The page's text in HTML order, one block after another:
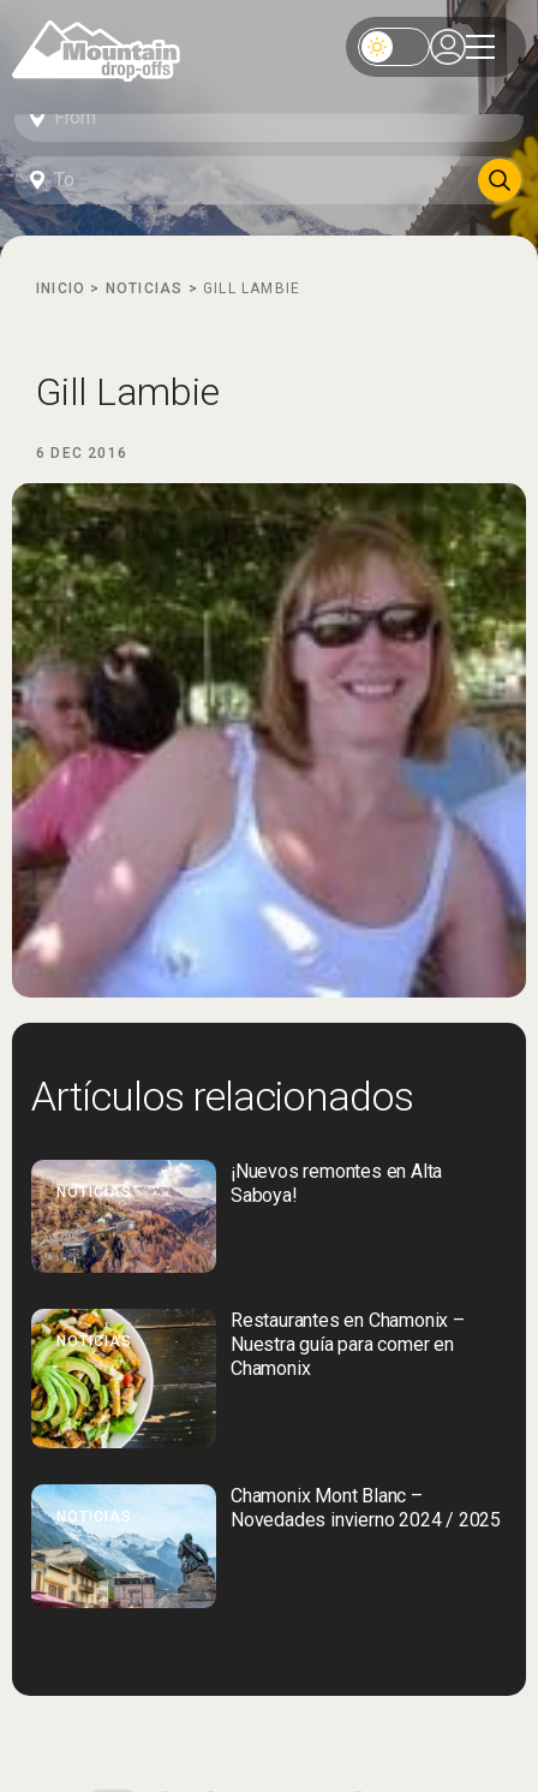
INICIO > NOTICIAS > GILL LAMBIE
Gill Lambie
6 DEC 2016
Artículos relacionados
NOTICIAS
¡Nuevos remontes en Alta
Saboya!
NOTICIAS
Restaurantes en Chamonix –
Nuestra guía para comer en
Chamonix
NOTICIAS
Chamonix Mont Blanc –
Novedades invierno 2024 / 2025